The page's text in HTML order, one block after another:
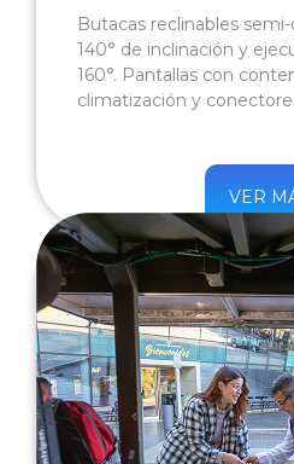
Butacas reclinables
140° de inclinación y
160°. Pantallas con
climatización y
VER